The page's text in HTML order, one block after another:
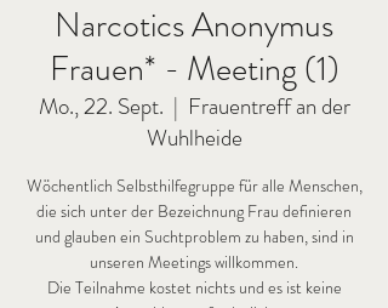
Narcotics Anonymus
Frauen* - Meeting (1)
Mo., 22. Sept.
  |
Frauentreff an der
Wuhlheide
Wöchentlich Selbsthilfegruppe für alle Menschen,
die sich unter der Bezeichnung Frau definieren
und glauben ein Suchtproblem zu haben, sind in
unseren Meetings willkommen.
Die Teilnahme kostet nichts und es ist keine